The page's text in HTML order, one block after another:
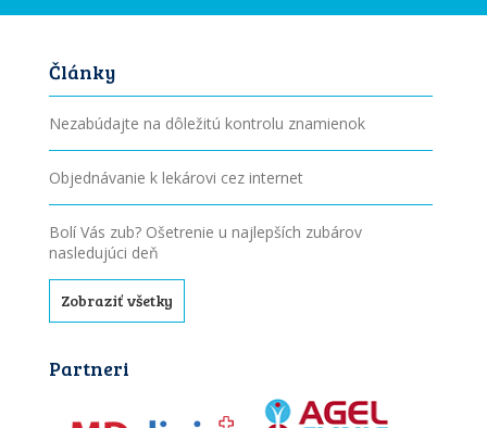
Články
Nezabúdajte na dôležitú kontrolu znamienok
Objednávanie k lekárovi cez internet
Bolí Vás zub? Ošetrenie u najlepších zubárov
nasledujúci deň
Zobraziť všetky
Partneri